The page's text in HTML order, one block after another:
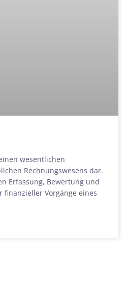
wesentlichen
Rechnungswesens dar.
Erfassung, Bewertung und
finanzieller Vorgänge eines